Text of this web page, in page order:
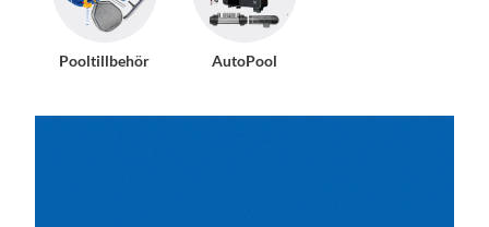
Pooltillbehör AutoPool